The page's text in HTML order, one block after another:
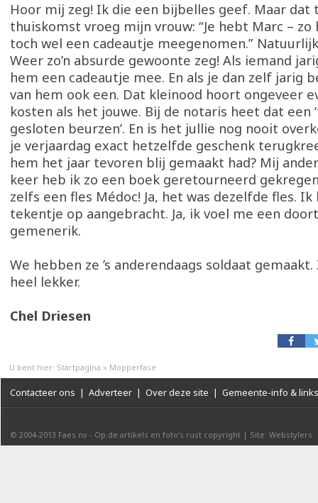
Hoor mij zeg! Ik die een bijbelles geef. Maar dat
thuiskomst vroeg mijn vrouw: “Je hebt Marc –
toch wel een cadeautje meegenomen.”
Weer zo’n absurde gewoonte zeg! Als iemand
hem een cadeautje mee. En als je dan zelf jarig
van hem ook een. Dat kleinood hoort ongeveer
kosten als het jouwe. Bij de notaris heet dat een
gesloten beurzen’. En is het jullie nog nooit
je verjaardag exact hetzelfde geschenk
hem het jaar tevoren blij gemaakt had? Mij
keer heb ik zo een boek geretourneerd
zelfs een fles Médoc! Ja, het was dezelfde fles. Ik
tekentje op aangebracht. Ja, ik voel me een
gemenerik.
We hebben ze ’s anderendaags soldaat gemaakt.
heel lekker.
Chel Driesen
U bent hier: Startpagina » Mopperfase
Contacteer ons | Adverteer | Over deze site | Gemeente-info & links
© 2004-2013 Faes nv - Op de artikels en foto’s rust copyright | Site: Webstylers